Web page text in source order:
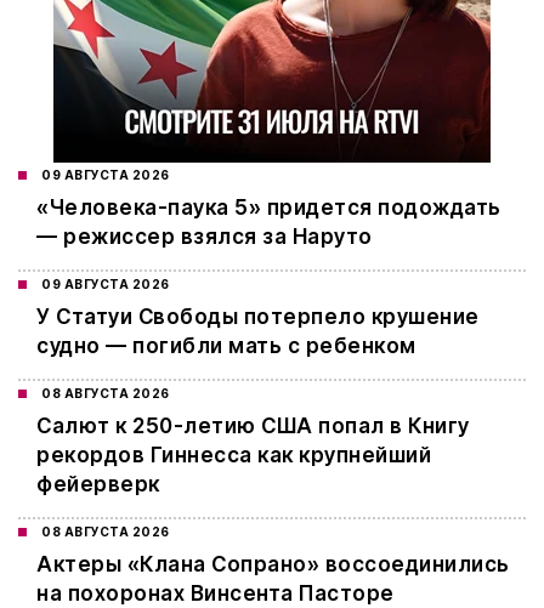
09 АВГУСТА 2026
«Человека-паука 5» придется подождать
— режиссер взялся за Наруто
09 АВГУСТА 2026
У Статуи Свободы потерпело крушение
судно — погибли мать с ребенком
08 АВГУСТА 2026
Салют к 250-летию США попал в Книгу
рекордов Гиннесса как крупнейший
фейерверк
08 АВГУСТА 2026
Актеры «Клана Сопрано» воссоединились
на похоронах Винсента Пасторе